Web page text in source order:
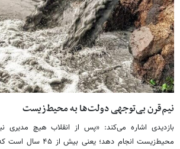
نیم‌قرنبی‌توجهی دولت‌ها به محیط‌زیست
بازدیدی اشاره می‌کند: «پس از انقلاب هیچ مدیری
محیط‌زیست انجام دهد؛